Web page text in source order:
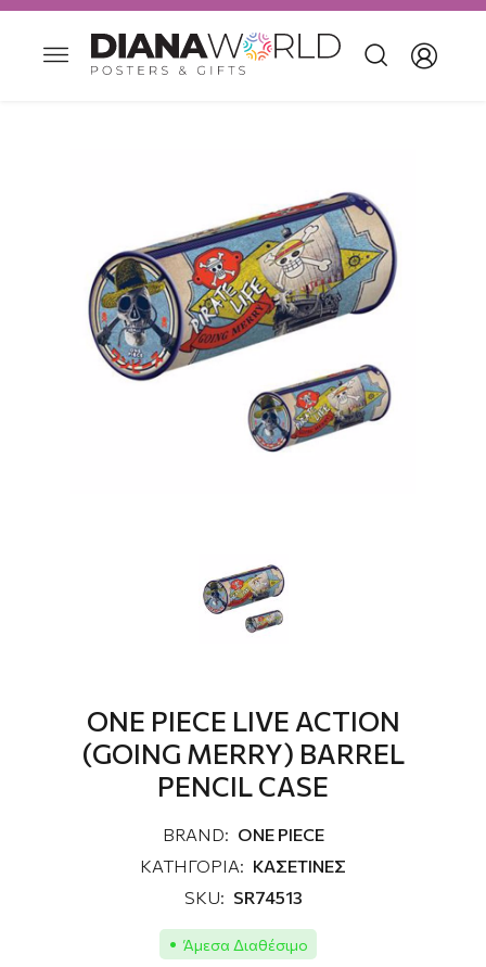
ΟΝΕ PIECE LIVE ACTION
(GOING MERRY) BARREL
PENCIL CASE
BRAND: ΟΝΕ PIECE
ΚΑΤΗΓΟΡΙΑ: ΚΑΣΕΤΙΝΕΣ
SKU: SR74513
Άμεσα Διαθέσιμο